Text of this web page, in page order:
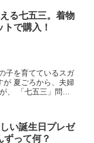
る七五三。着物
で購入！
い誕生日プレゼ
ずって何？